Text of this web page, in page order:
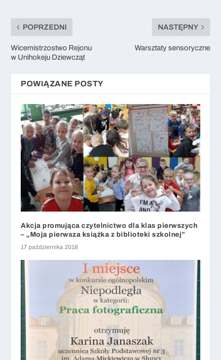
POPRZEDNI
Wicemistrzostwo Rejonu
w Unihokeju Dziewcząt
NASTĘPNY
Warsztaty sensoryczne
POWIĄZANE POSTY
Akcja promująca czytelnictwo dla klas pierwszych
– „Moja pierwsza książka z biblioteki szkolnej”
17 października 2018